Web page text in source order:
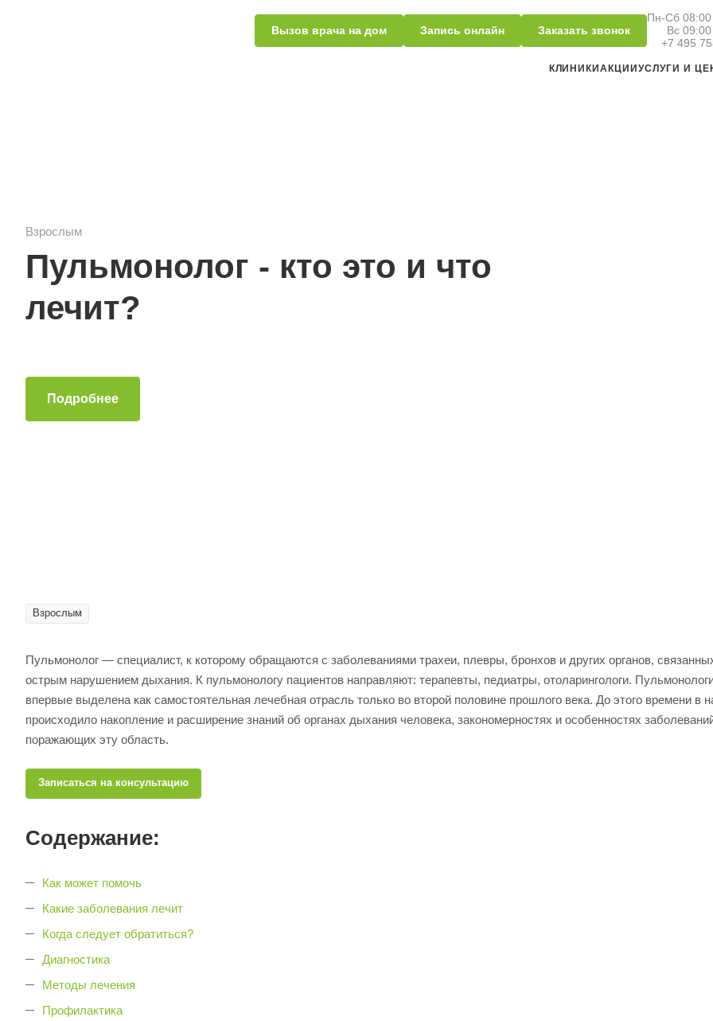
Вызов врача на дом Запись онлайн Заказать звонок
Пн-Сб
Вс
+7 495
КЛИНИКИАКЦИИУСЛУГИ И
Взрослым
Пульмонолог - кто это и что
лечит?
Подробнее
Взрослым
Пульмонолог ― специалист, к которому обращаются с заболеваниями трахеи, плевры, бронхов и других органов,
острым нарушением дыхания. К пульмонологу пациентов направляют: терапевты, педиатры, отоларингологи.
впервые выделена как самостоятельная лечебная отрасль только во второй половине прошлого века. До этого времени в
происходило накопление и расширение знаний об органах дыхания человека, закономерностях и особенностях
поражающих эту область.
Записаться на консультацию
Содержание:
Как может помочь
Какие заболевания лечит
Когда следует обратиться?
Диагностика
Методы лечения
Профилактика